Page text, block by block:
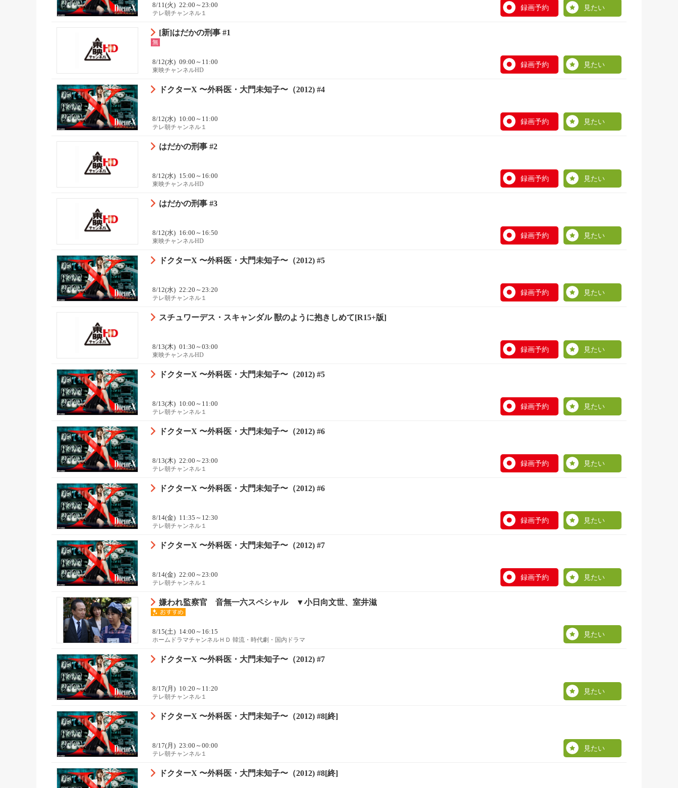
8/11(火) 22:00～23:00
テレ朝チャンネル１
録画予約 見たい
[新]はだかの刑事 #1
無
8/12(水) 09:00～11:00
東映チャンネルHD
録画予約 見たい
ドクターX 〜外科医・大門未知子〜（2012) #4
8/12(水) 10:00～11:00
テレ朝チャンネル１
録画予約 見たい
はだかの刑事 #2
8/12(水) 15:00～16:00
東映チャンネルHD
録画予約 見たい
はだかの刑事 #3
8/12(水) 16:00～16:50
東映チャンネルHD
録画予約 見たい
ドクターX 〜外科医・大門未知子〜（2012) #5
8/12(水) 22:20～23:20
テレ朝チャンネル１
録画予約 見たい
スチュワーデス・スキャンダル 獣のように抱きしめて[R15+版]
8/13(木) 01:30～03:00
東映チャンネルHD
録画予約 見たい
ドクターX 〜外科医・大門未知子〜（2012) #5
8/13(木) 10:00～11:00
テレ朝チャンネル１
録画予約 見たい
ドクターX 〜外科医・大門未知子〜（2012) #6
8/13(木) 22:00～23:00
テレ朝チャンネル１
録画予約 見たい
ドクターX 〜外科医・大門未知子〜（2012) #6
8/14(金) 11:35～12:30
テレ朝チャンネル１
録画予約 見たい
ドクターX 〜外科医・大門未知子〜（2012) #7
8/14(金) 22:00～23:00
テレ朝チャンネル１
録画予約 見たい
嫌われ監察官 音無一六スペシャル ▼小日向文世、室井滋
8/15(土) 14:00～16:15
ホームドラマチャンネルＨＤ 韓流・時代劇・国内ドラマ
見たい
ドクターX 〜外科医・大門未知子〜（2012) #7
8/17(月) 10:20～11:20
テレ朝チャンネル１
見たい
ドクターX 〜外科医・大門未知子〜（2012) #8[終]
8/17(月) 23:00～00:00
テレ朝チャンネル１
見たい
ドクターX 〜外科医・大門未知子〜（2012) #8[終]